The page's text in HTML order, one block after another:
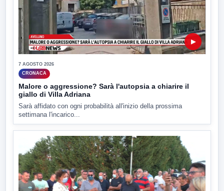
▶
7 AGOSTO 2026
CRONACA
Malore o aggressione? Sarà l'autopsia a chiarire il
giallo di Villa Adriana
Sarà affidato con ogni probabilità all'inizio della prossima
settimana l'incarico...